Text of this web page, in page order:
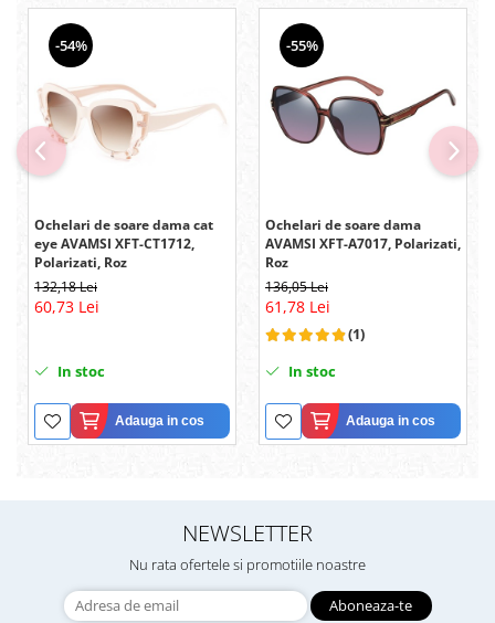
-54%
Ochelari de soare dama cat
eye AVAMSI XFT-CT1712,
Polarizati, Roz
132,18 Lei
60,73 Lei
In stoc
Adauga in cos
-55%
Ochelari de soare dama
AVAMSI XFT-A7017, Polarizati,
Roz
136,05 Lei
61,78 Lei
(1)
In stoc
Adauga in cos
NEWSLETTER
Nu rata ofertele si promotiile noastre